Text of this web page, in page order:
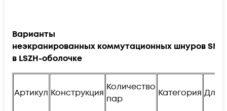
Варианты
неэкранированных коммутационных шнуров SNR
в LSZH-оболочке
Артикул Конструкция
Количество
пар
Категория